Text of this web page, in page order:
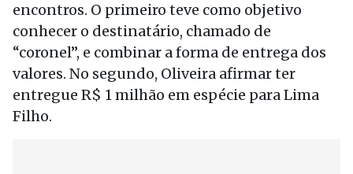
encontros. O primeiro teve como objetivo
conhecer o destinatário, chamado de
“coronel”, e combinar a forma de entrega dos
valores. No segundo, Oliveira afirmar ter
entregue R$ 1 milhão em espécie para Lima
Filho.